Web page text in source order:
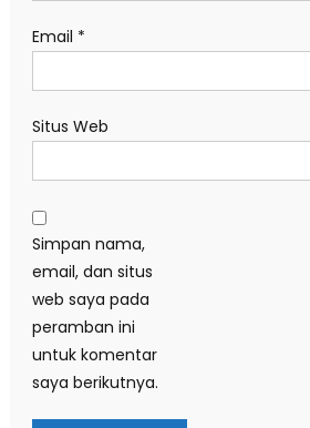
Email *
Situs Web
Simpan nama,
email, dan situs
web saya pada
peramban ini
untuk komentar
saya berikutnya.